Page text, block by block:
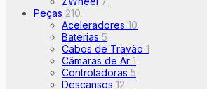
Peças 210
Aceleradores 10
Baterias 5
Cabos de Travão 1
Câmaras de Ar 1
Controladoras 5
Descansos 12